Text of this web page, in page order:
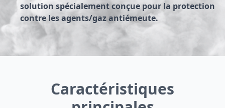
solution spécialement conçue pour la protection
contre les agents/gaz antiémeute.
Caractéristiques